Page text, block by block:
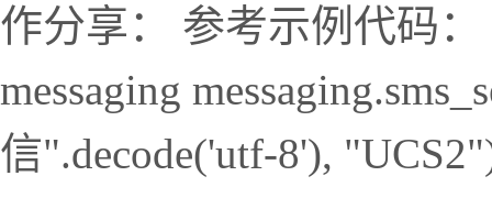
作分享： 参考示例代码
messaging
信".decode('utf-8'),